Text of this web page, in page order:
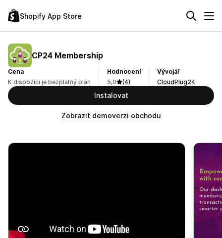
Shopify App Store
CP24 Membership
Cena
K dispozici je bezplatný plán
Hodnocení
5,0
(4)
Vývojář
CloudPlug24
Instalovat
Zobrazit demoverzi obchodu